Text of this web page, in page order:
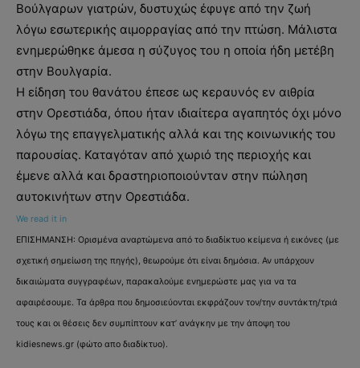
Βούλγαρων γιατρών, δυστυχώς έφυγε από την ζωή
λόγω εσωτερικής αιμορραγίας από την πτώση. Μάλιστα
ενημερώθηκε άμεσα η σύζυγος του η οποία ήδη μετέβη
στην Βουλγαρία.
Η είδηση του θανάτου έπεσε ως κεραυνός εν αιθρία
στην Ορεστιάδα, όπου ήταν ιδιαίτερα αγαπητός όχι μόνο
λόγω της επαγγελματικής αλλά και της κοινωνικής του
παρουσίας. Καταγόταν από χωριό της περιοχής και
έμενε αλλά και δραστηριοποιούνταν στην πώληση
αυτοκινήτων στην Ορεστιάδα.
We read it in
ΕΠΙΣΗΜΑΝΣΗ: Ορισμένα αναρτώμενα από το διαδίκτυο κείμενα ή εικόνες (με
σχετική σημείωση της πηγής), θεωρούμε ότι είναι δημόσια. Αν υπάρχουν
δικαιώματα συγγραφέων, παρακαλούμε ενημερώστε μας για να τα
αφαιρέσουμε. Τα άρθρα που δημοσιεύονται εκφράζουν τον/την συντάκτη/τριά
τους και οι θέσεις δεν συμπίπτουν κατ’ ανάγκην με την άποψη του
kidiesnews.gr (φώτο απο διαδίκτυο).